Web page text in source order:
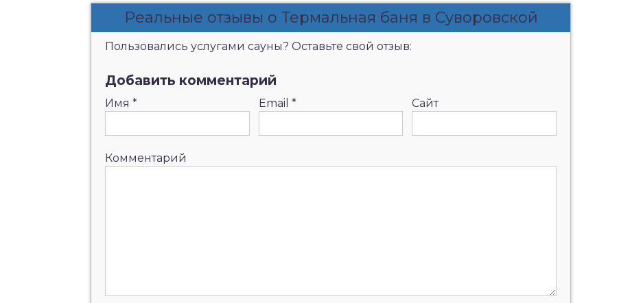
Реальные отзывы о Термальная баня в Суворовской
Пользовались услугами сауны? Оставьте свой отзыв:
Добавить комментарий
Имя * Email * Сайт
Комментарий